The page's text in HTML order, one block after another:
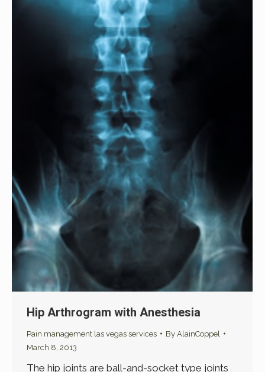
Hip Arthrogram with Anesthesia
Pain management las vegas services By AlainCoppel
March 8, 2013
The hip joints are ball-and-socket type joints